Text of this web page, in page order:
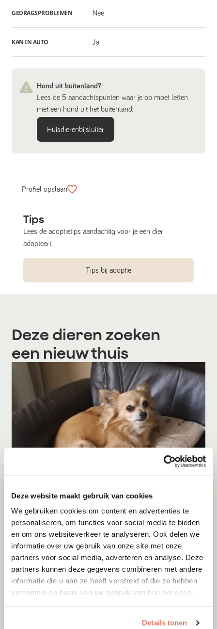
Deze website maakt gebruik van cookies
We gebruiken cookies om content en advertenties te
personaliseren, om functies voor social media te bieden
en om ons websiteverkeer te analyseren. Ook delen we
informatie over uw gebruik van onze site met onze
partners voor social media, adverteren en analyse. Deze
partners kunnen deze gegevens combineren met andere
informatie die u aan ze heeft verstrekt of die ze hebben
verzameld op basis van uw gebruik van hun services.
Details tonen
GEDRAGSPROBLEMEN Nee
KAN IN AUTO Ja
Hond uit buitenland?
Lees de 5 aandachtspunten waar je op moet letten
met een hond uit het buitenland.
Huisdierenbijsluiter
Profiel opslaan
Tips
Lees de adoptietips aandachtig voor je een dier
adopteert.
Tips bij adoptie
Deze dieren zoeken
een nieuw thuis
Adoptie09-08-2026
Kito
Menen